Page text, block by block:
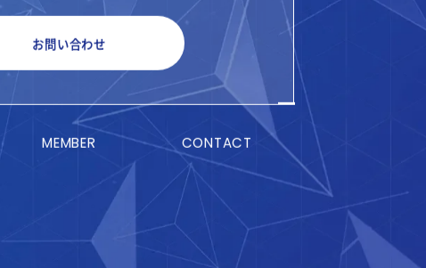
お問い合わせ
MEMBER CONTACT